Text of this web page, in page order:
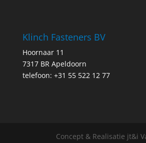
Klinch Fasteners BV
Hoornaar 11
7317 BR Apeldoorn
telefoon: +31 55 522 12 77
Concept & Realisatie jt&i